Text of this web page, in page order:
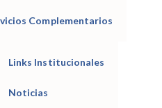
Complementarios
Links Institucionales
Noticias